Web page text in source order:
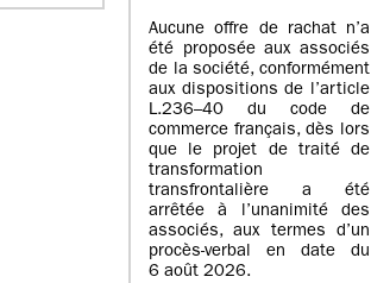
Aucune offre de rachat n’a
été proposée aux associés
de la société, conformément
aux dispositions de l’article
L.236–40 du code de
commerce français, dès lors
que le projet de traité de
transformation
transfrontalière a été
arrêtée à l’unanimité des
associés, aux termes d’un
procès-verbal en date du
6 août 2026.